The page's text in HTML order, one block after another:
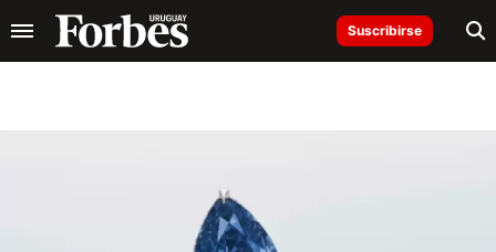
Suscribirse